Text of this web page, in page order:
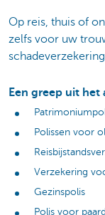
Op reis, thuis of
zelfs voor uw
Een greep uit het
Polissen voor
Verzekering
Gezinspolis
Polis voor